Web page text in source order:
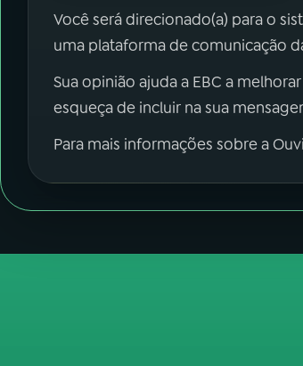
Você será direcionado(a) para o
uma plataforma de comunicação
Sua opinião ajuda a EBC a
esqueça de incluir na sua
Para mais informações sobre a